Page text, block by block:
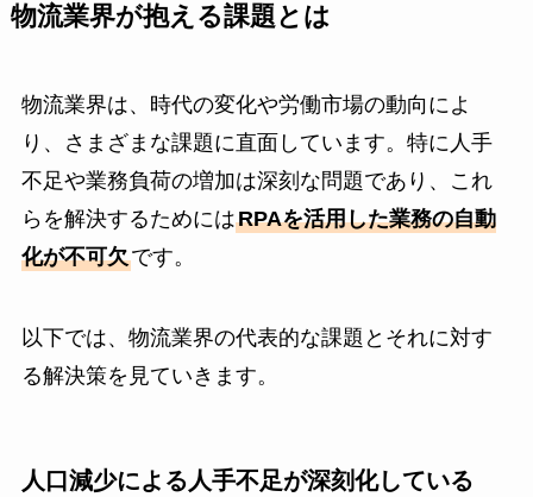
物流業界が抱える課題とは
物流業界は、時代の変化や労働市場の動向によ
り、さまざまな課題に直面しています。特に人手
不足や業務負荷の増加は深刻な問題であり、これ
らを解決するためにはRPAを活用した業務の自動
化が不可欠です。
以下では、物流業界の代表的な課題とそれに対す
る解決策を見ていきます。
人口減少による人手不足が深刻化している